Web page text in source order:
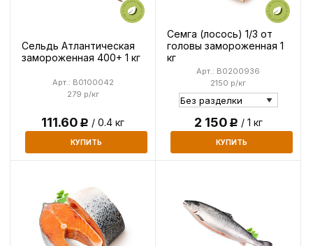
Сельдь Атлантическая
замороженная 400+ 1 кг
279 р/кг
Арт.: B0100042
111.60Р / 0.4 кг
КУПИТЬ
Семга (лосось) 1/3 от
головы замороженная 1
кг
2150 р/кг
Арт.: B0200936
2 150Р / 1 кг
КУПИТЬ